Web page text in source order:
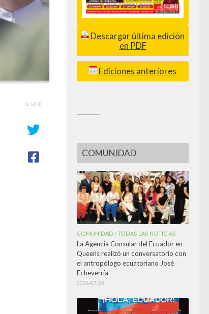
SHARE
Descargar última edición
en PDF
Ediciones anteriores
COMUNIDAD
COMUNIDAD /TODAS LAS NOTICIAS
La Agencia Consular del Ecuador en
Queens realizó un conversatorio con
el antropólogo ecuatoriano José
Echeverría
2026-07-22